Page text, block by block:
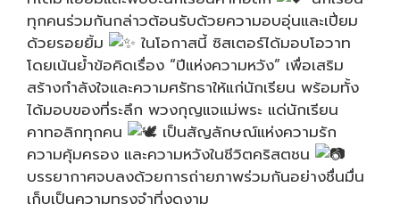
ทุกคนร่วมกันกล่าวต้อนรับด้วยความอบอุ่นและเปี่ยม
ด้วยรอยยิ้ม
ในโอกาสนี้ ซิสเตอร์ได้มอบโอวาท
โดยเน้นย้ำข้อคิดเรื่อง “ปีแห่งความหวัง” เพื่อเสริม
สร้างกำลังใจและความศรัทธาให้แก่นักเรียน พร้อมทั้ง
ได้มอบของที่ระลึก พวงกุญแจแม่พระ แด่นักเรียน
คาทอลิกทุกคน
เป็นสัญลักษณ์แห่งความรัก
ความคุ้มครอง และความหวังในชีวิตคริสตชน
บรรยากาศจบลงด้วยการถ่ายภาพร่วมกันอย่างชื่นมื่น
เก็บเป็นความทรงจำที่งดงาม